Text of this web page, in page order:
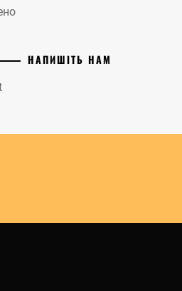
НАПИШІТЬ НАМ